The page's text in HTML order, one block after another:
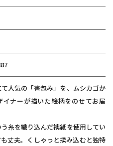
人気の「書包み」を、ムシカゴか
イナーが描いた絵柄をのせてお届
う糸を織り込んだ襖紙を使用してい
丈夫。くしゃっと揉み込むと独特